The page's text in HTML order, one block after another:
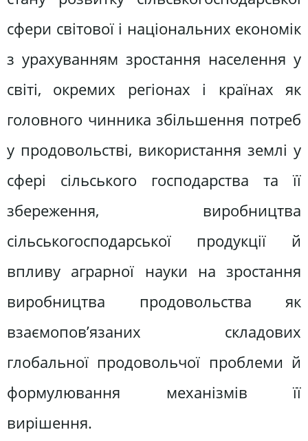
сфери світової і національних економік
з урахуванням зростання населення у
світі, окремих регіонах і країнах як
головного чинника збільшення потреб
у продовольстві, використання землі у
сфері сільського господарства та її
збереження, виробництва
сільськогосподарської продукції й
впливу аграрної науки на зростання
виробництва продовольства як
взаємопов’язаних складових
глобальної продовольчої проблеми й
формулювання механізмів її
вирішення.